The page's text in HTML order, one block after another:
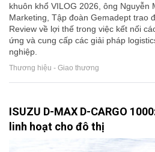
khuôn khổ VILOG 2026, ông Nguyễn
Marketing, Tập đoàn Gemadept trao
Review về lợi thế trong việc kết nối
ứng và cung cấp các giải pháp
nghiệp.
Thương hiệu - Giao thương
ISUZU D-MAX D-CARGO
linh hoạt cho đô thị